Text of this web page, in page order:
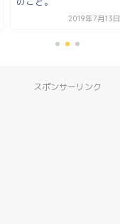
2019年7月13日
スポンサーリンク